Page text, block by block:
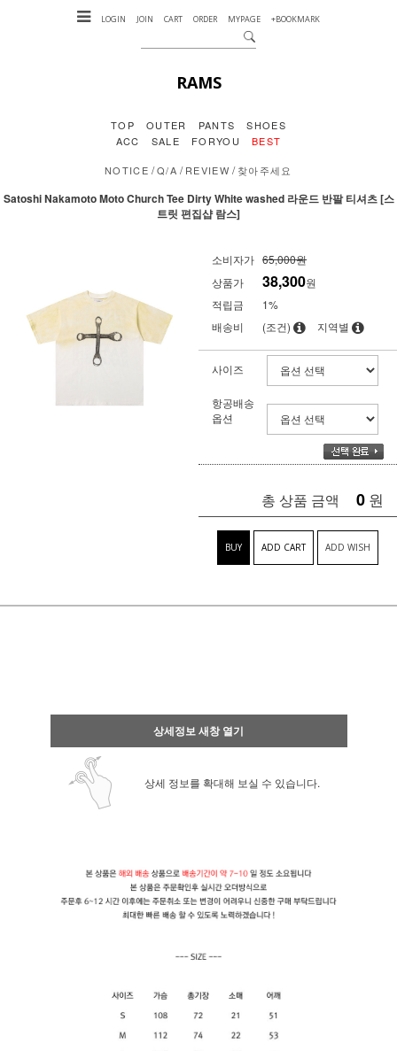
LOGIN JOIN CART ORDER MYPAGE +BOOKMARK
RAMS
TOP OUTER PANTS
SHOES
ACC
SALE FORYOU BEST
NOTICE /Q/A /REVIEW /찾아주세요
Satoshi Nakamoto Moto Church Tee Dirty White washed 라운드 반팔 티셔츠 [스
트릿 편집샵 람스]
소비자가 65,000원
상품가
38,300원
적립금
1%
배송비
(조건) 지역별
사이즈
항공배송
옵션
총 상품 금액 0 원
BUY ADD CART ADD WISH
상세정보 새창 열기
상세 정보를 확대해 보실 수 있습니다.